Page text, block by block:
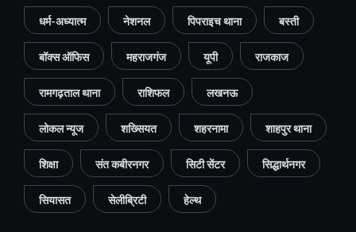
धर्म-अध्यात्म नेशनल पिपराइच थाना बस्ती
बॉक्स ऑफिस महराजगंज यूपी राजकाज
रामगढ़ताल थाना राशिफल लखनऊ
लोकल न्यूज शख्सियत शहरनामा शाहपुर थाना
शिक्षा संत कबीरनगर सिटी सेंटर सिद्धार्थनगर
सियासत सेलीब्रिटी हेल्थ